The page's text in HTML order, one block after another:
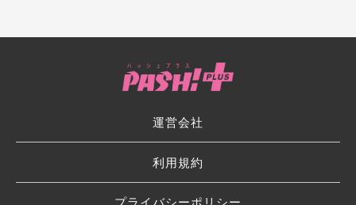
運営会社
利用規約
プライバシーポリシー